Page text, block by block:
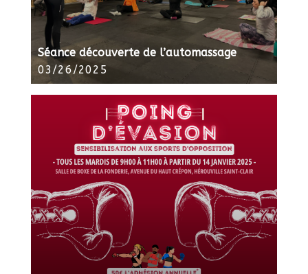
Séance découverte de l’automassage
03/26/2025